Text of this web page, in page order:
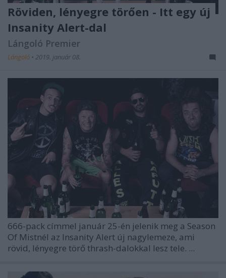
Röviden, lényegre törően - Itt egy új
Insanity Alert-dal
Lángoló Premier
Lángoló • 2019. január 08.
666-pack címmel január 25-én jelenik meg a Season
Of Mistnél az Insanity Alert új nagylemeze, ami
rövid, lényegre törő thrash-dalokkal lesz tele. ...